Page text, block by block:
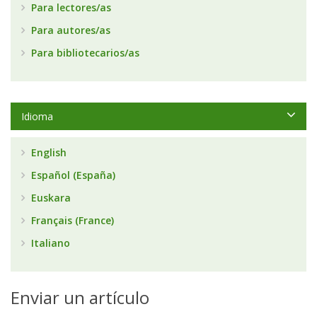
Para lectores/as
Para autores/as
Para bibliotecarios/as
Idioma
English
Español (España)
Euskara
Français (France)
Italiano
Enviar un artículo